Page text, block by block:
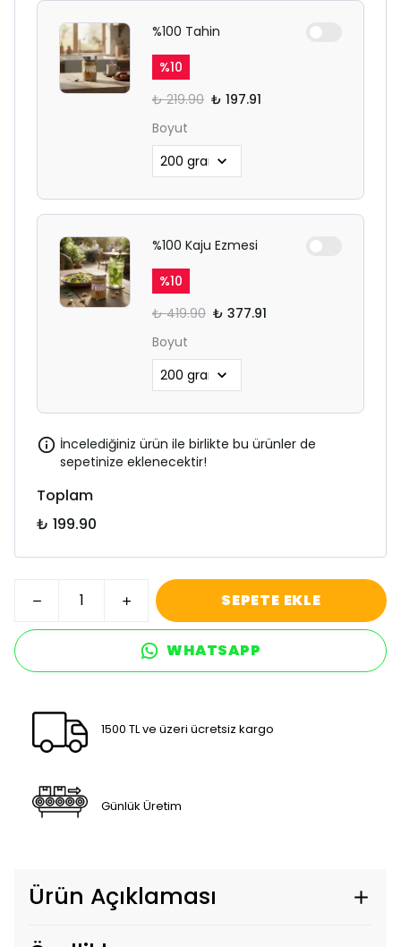
%100 Tahin
%10
₺ 219.90 ₺ 197.91
Boyut
%100 Kaju Ezmesi
%10
₺ 419.90 ₺ 377.91
Boyut
İncelediğiniz ürün ile birlikte bu ürünler de
sepetinize eklenecektir!
Toplam
₺ 199.90
SEPETE EKLE
WHATSAPP
1500 TL ve üzeri ücretsiz kargo
Günlük Üretim
Ürün Açıklaması